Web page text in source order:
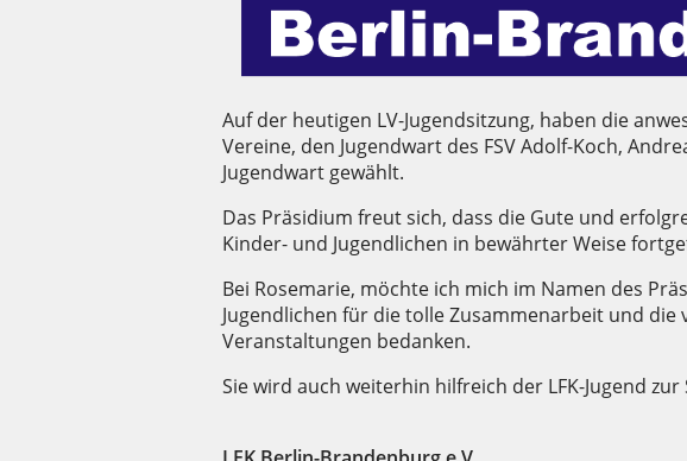
Auf der heutigen LV-Jugendsitzung, haben die
Vereine, den Jugendwart des FSV Adolf-Koch,
Jugendwart gewählt.
Das Präsidium freut sich, dass die Gute und
Kinder- und Jugendlichen in bewährter Weise
Bei Rosemarie, möchte ich mich im Namen des
Jugendlichen für die tolle Zusammenarbeit und die
Veranstaltungen bedanken.
Sie wird auch weiterhin hilfreich der LFK-Jugend zur